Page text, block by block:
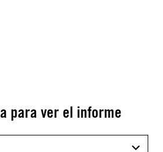
para ver el informe